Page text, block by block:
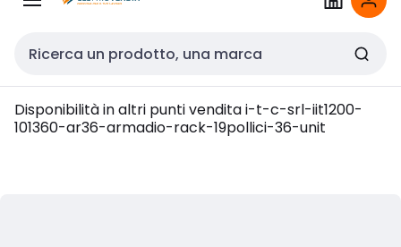
Cerca input
Disponibilità in altri punti venditai-t-c-srl-iit1200-
101360-ar36-armadio-rack-19pollici-36-unit